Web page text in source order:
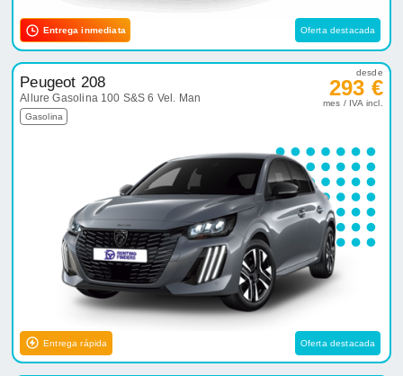
Entrega inmediata Oferta destacada
Peugeot 208
Allure Gasolina 100 S&S 6 Vel. Man
Gasolina
desde
293 €
mes / IVA incl.
Entrega rápida Oferta destacada